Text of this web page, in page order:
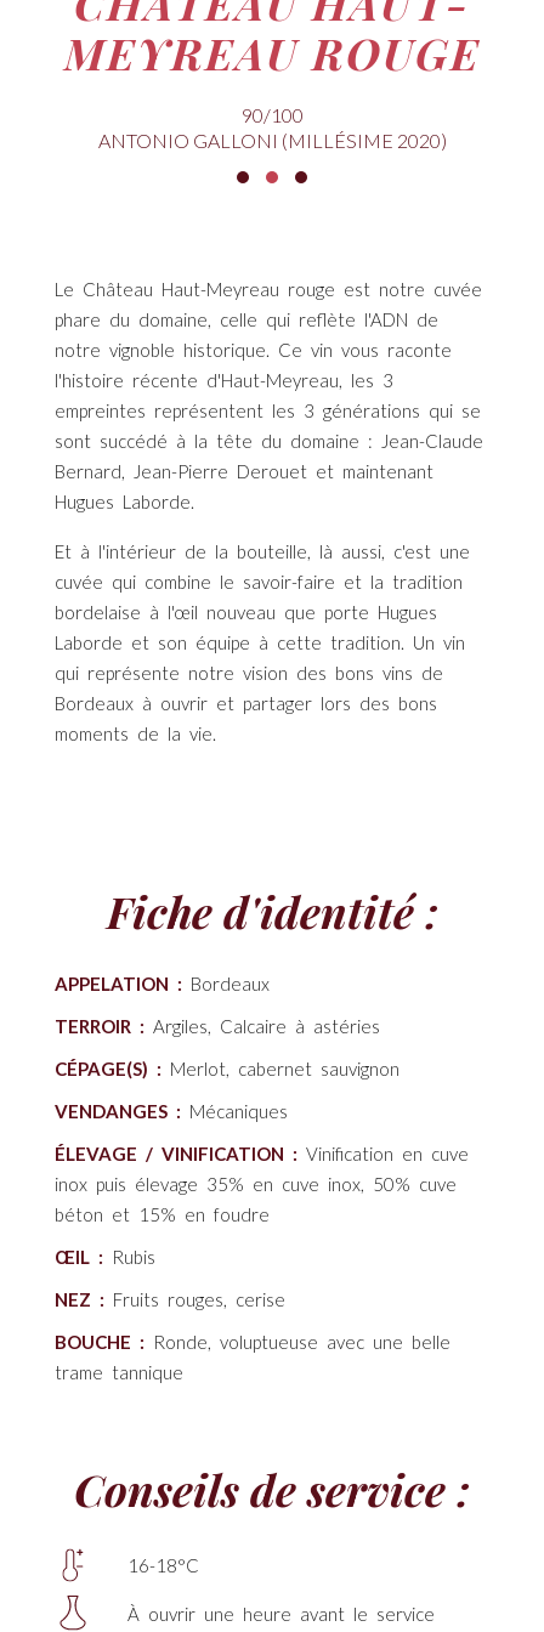
MEYREAU ROUGE
90/100
ANTONIO GALLONI (MILLÉSIME 2020)
Le Château Haut-Meyreau rouge est notre cuvée
phare du domaine, celle qui reflète l'ADN de
notre vignoble historique. Ce vin vous raconte
l'histoire récente d'Haut-Meyreau, les 3
empreintes représentent les 3 générations qui se
sont succédé à la tête du domaine : Jean-Claude
Bernard, Jean-Pierre Derouet et maintenant
Hugues Laborde.
Et à l'intérieur de la bouteille, là aussi, c'est une
cuvée qui combine le savoir-faire et la tradition
bordelaise à l'œil nouveau que porte Hugues
Laborde et son équipe à cette tradition. Un vin
qui représente notre vision des bons vins de
Bordeaux à ouvrir et partager lors des bons
moments de la vie.
Fiche d'identité :
APPELATION : Bordeaux
TERROIR : Argiles, Calcaire à astéries
CÉPAGE(S) : Merlot, cabernet sauvignon
VENDANGES : Mécaniques
ÉLEVAGE / VINIFICATION : Vinification en cuve
inox puis élevage 35% en cuve inox, 50% cuve
béton et 15% en foudre
ŒIL : Rubis
NEZ : Fruits rouges, cerise
BOUCHE : Ronde, voluptueuse avec une belle
trame tannique
Conseils de service :
16-18°C
À ouvrir une heure avant le service